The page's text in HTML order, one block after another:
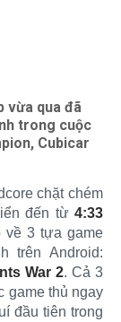
vừa qua đã
trong cuộc
Cubicar
chặt chém
đến từ 4:33
về 3 tựa game
trên Android:
War 2. Cả 3
game thủ ngay
đầu tiên trong